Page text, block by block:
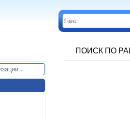
ПОИСК ПО